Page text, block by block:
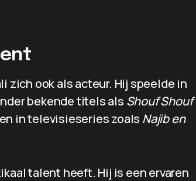
zich ook als acteur. Hij speelde in
bekende titels als Shouf Shouf
in televisieseries zoals Najib en
talent heeft. Hij is een ervaren